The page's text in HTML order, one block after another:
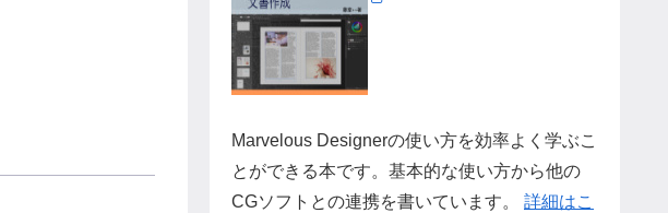
Marvelous Designerの使い方を効率よく学ぶこ
とができる本です。基本的な使い方から他の
CGソフトとの連携を書いています。 詳細はこ